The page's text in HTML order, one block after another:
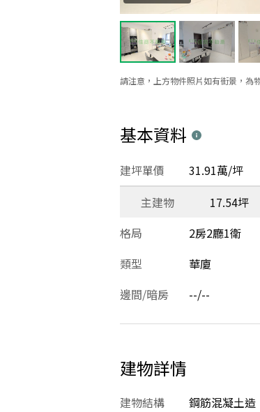
請注意，上方物件照片如有街景，為
基本資料
建坪單價 31.91萬/坪
主建物
17.54坪
格局
2房2廳1衛
類型
華廈
邊間/暗房
--/--
建物詳情
建物結構 鋼筋混凝土造